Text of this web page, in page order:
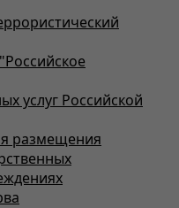
услуг Российской
размещения